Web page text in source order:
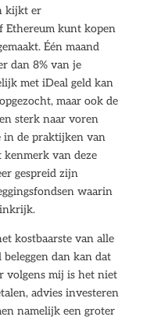
kijkt er
Ethereum kunt kopen
Één maand
dan 8% van je
met iDeal geld kan
maar ook de
sterk naar voren
in de praktijken van
van deze
gespreid zijn
waarin
kostbaarste van alle
dan kan dat
volgens mij is het niet
advies investeren
namelijk een groter